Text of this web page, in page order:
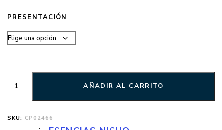
PRESENTACIÓN
AÑADIR AL CARRITO
SKU: CP02466